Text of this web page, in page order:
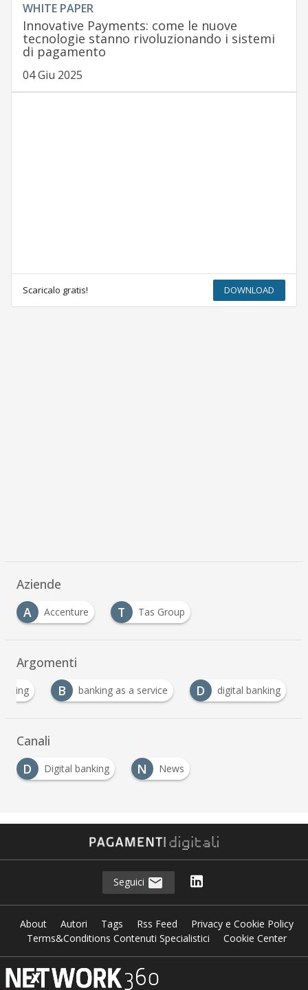
WHITE PAPER
Innovative Payments: come le nuove
tecnologie stanno rivoluzionando i sistemi
di pagamento
04 Giu 2025
Scaricalo gratis! DOWNLOAD
Aziende
A
Accenture T Tas Group
Argomenti
B banking as a service D digital banking
Canali
D
Digital banking N News
Seguici
About Autori Tags Rss Feed
Privacy e Cookie Policy
Terms&Conditions Contenuti Specialistici
Cookie Center